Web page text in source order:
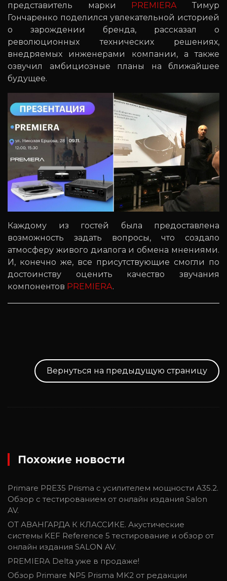
представитель марки PREMIERAТимур
Гончаренко поделился увлекательной историей
о зарождении бренда, рассказал о
революционных технических решениях,
внедряемых инженерами компании, а также
озвучил амбициозные планы на ближайшее
будущее.
Каждому из гостей была предоставлена
возможность задать вопросы, что создало
атмосферу живого диалога и обмена мнениями.
И, конечно же, все присутствующие смогли по
достоинству оценить качество звучания
компонентов PREMIERA.
Вернуться на предыдущую страницу
Похожие новости
Primare PRE35 Prisma c усилителем мощности А35.2.
Обзор с тестированием от онлайн издания Salon
AV.
ОТ АВАНГАРДА К КЛАССИКЕ. Акустические
системы KEF Reference 5 тестирование и обзор от
онлайн издания SALON AV.
PREMIERA Delta уже в продаже!
Обзор Primare NP5 Prisma MK2 от редакции